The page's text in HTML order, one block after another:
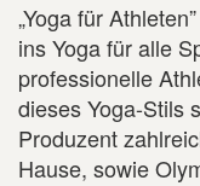
„Yoga für
ins Yoga für alle
professionelle
dieses Yoga-Stils
Produzent
Hause, sowie